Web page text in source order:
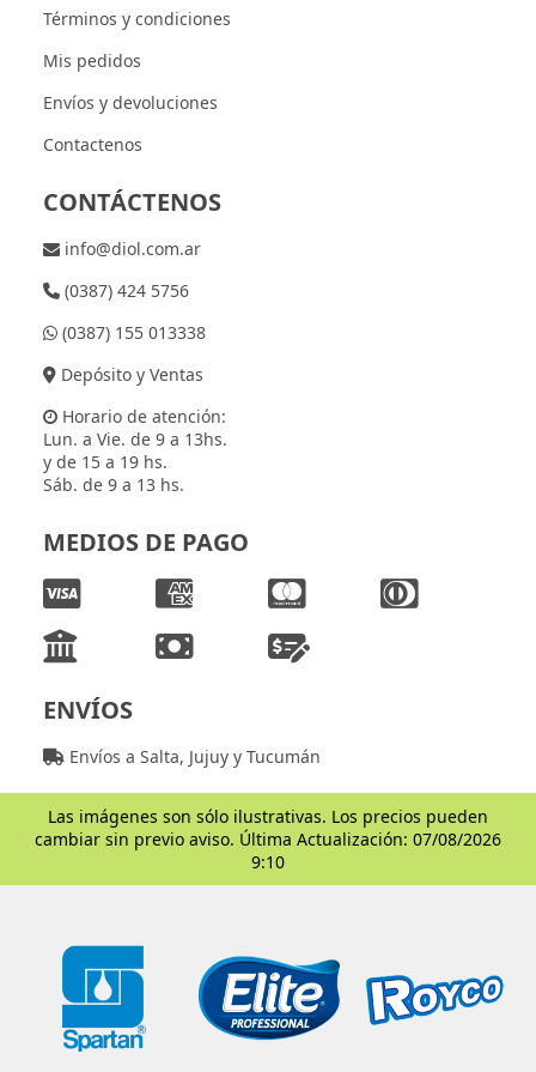
Términos y condiciones
Mis pedidos
Envíos y devoluciones
Contactenos
CONTÁCTENOS
info@diol.com.ar
(0387) 424 5756
(0387) 155 013338
Depósito y Ventas
Horario de atención:
Lun. a Vie. de 9 a 13hs.
y de 15 a 19 hs.
Sáb. de 9 a 13 hs.
MEDIOS DE PAGO
ENVÍOS
Envíos a Salta, Jujuy y Tucumán
Las imágenes son sólo ilustrativas. Los precios pueden
cambiar sin previo aviso. Última Actualización: 07/08/2026
9:10